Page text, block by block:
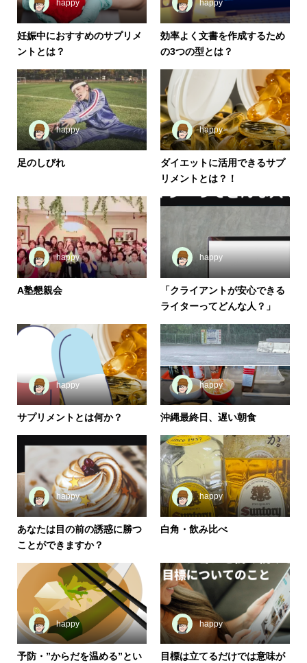
happy
妊娠中におすすめのサプリメ
ントとは？
happy
効率よく文書を作成するため
の3つの型とは？
happy
足のしびれ
happy
ダイエットに活用できるサプ
リメントとは？！
happy
A塾懇親会
happy
「クライアントが安心できる
ライターってどんな人？」
happy
サプリメントとは何か？
happy
沖縄最終日、遅い朝食
happy
あなたは目の前の誘惑に勝つ
ことができますか？
happy
白角・飲み比べ
happy
予防・”からだを温める”とい
happy
目標は立てるだけでは意味が